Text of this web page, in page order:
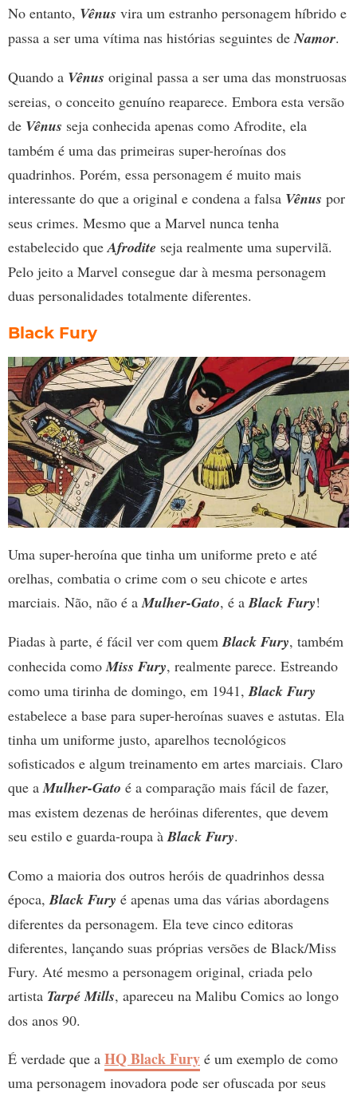
No entanto, Vênus vira um estranho personagem híbrido e
passa a ser uma vítima nas histórias seguintes deNamor.
Quando a Vênus original passa a ser uma das monstruosas
sereias, o conceito genuíno reaparece. Embora esta versão
de Vênus seja conhecida apenas como Afrodite, ela
também é uma das primeiras super-heroínas dos
quadrinhos. Porém, essa personagem é muito mais
interessante do que a original e condena a falsa Vênus por
seus crimes. Mesmo que a Marvel nunca tenha
estabelecido queAfrodite seja realmente uma supervilã.
Pelo jeito a Marvel consegue dar à mesma personagem
duas personalidades totalmente diferentes.
Black Fury
Uma super-heroína que tinha um uniforme preto e até
orelhas, combatia o crime com o seu chicote e artes
marciais. Não, não é aMulher-Gato, é aBlack Fury!
Piadas à parte, é fácil ver com quemBlack Fury, também
conhecida comoMiss Fury, realmente parece. Estreando
como uma tirinha de domingo, em 1941,Black Fury
estabelece a base para super-heroínas suaves e astutas. Ela
tinha um uniforme justo, aparelhos tecnológicos
sofisticados e algum treinamento em artes marciais. Claro
que aMulher-Gato é a comparação mais fácil de fazer,
mas existem dezenas de heróinas diferentes, que devem
seu estilo e guarda-roupa àBlack Fury.
Como a maioria dos outros heróis de quadrinhos dessa
época,Black Fury é apenas uma das várias abordagens
diferentes da personagem. Ela teve cinco editoras
diferentes, lançando suas próprias versões de Black/Miss
Fury. Até mesmo a personagem original, criada pelo
artista Tarpé Mills, apareceu na Malibu Comics ao longo
dos anos 90.
É verdade que a HQ Black Fury é um exemplo de como
uma personagem inovadora pode ser ofuscada por seus